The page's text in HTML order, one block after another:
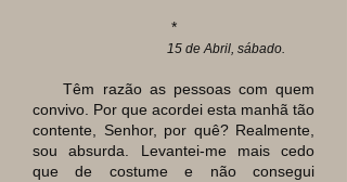
*
15 de Abril, sábado.
Têm razão as pessoas com quem
convivo. Por que acordei esta manhã tão
contente, Senhor, por quê? Realmente,
sou absurda. Levantei-me mais cedo
que de costume e não consegui